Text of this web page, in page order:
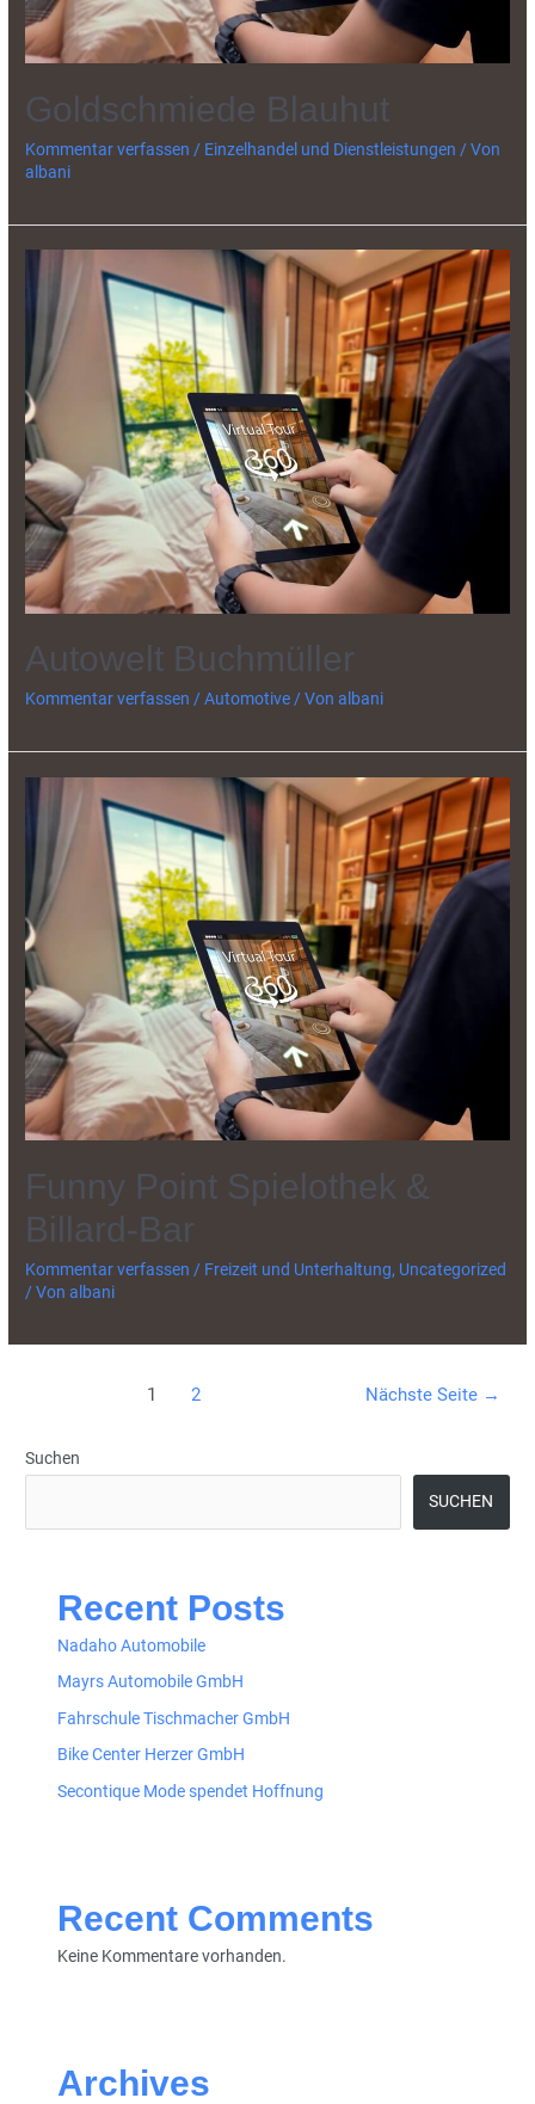
Goldschmiede Blauhut
Kommentar verfassen / Einzelhandel und Dienstleistungen / Von
albani
Autowelt Buchmüller
Kommentar verfassen /Automotive / Vonalbani
Funny Point Spielothek &
Billard-Bar
Kommentar verfassen / Freizeit und Unterhaltung, Uncategorized
/ Vonalbani
Beitragsnavigation1 2 Nächste Seite →
Suchen
SUCHEN
Recent Posts
Nadaho Automobile
Mayrs Automobile GmbH
Fahrschule Tischmacher GmbH
Bike Center Herzer GmbH
Secontique Mode spendet Hoffnung
Recent Comments
Keine Kommentare vorhanden.
Archives